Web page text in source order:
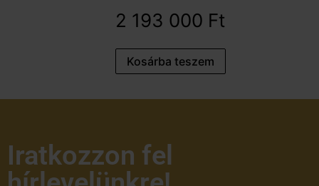
2 193 000 Ft
Kosárba teszem
Iratkozzon fel